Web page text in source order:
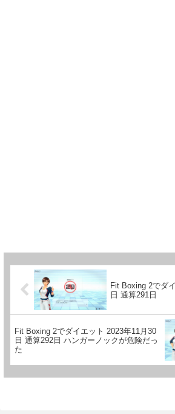
Fit Boxing 2でダ
日 通算291日
Fit Boxing 2でダイエット 2023年11月30
日 通算292日 ハンガーノックが危険だっ
た